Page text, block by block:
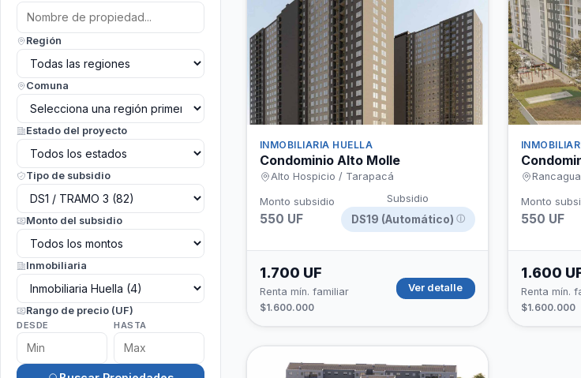
hipotecario
Región
Comuna
Estado del proyecto
Tipo de subsidio
Monto del subsidio
Inmobiliaria
Rango de precio (UF)
DESDE HASTA
INMOBILIARIA HUELLA
Condominio Alto Molle
Alto Hospicio / Tarapacá
Monto subsidio
550 UF
Subsidio
DS19 (Automático) ⓘ
1.700 UF
Renta mín. familiar
$1.600.000
Ver detalle
Monto
550 UF
1.600
Renta mín.
$1.600.000